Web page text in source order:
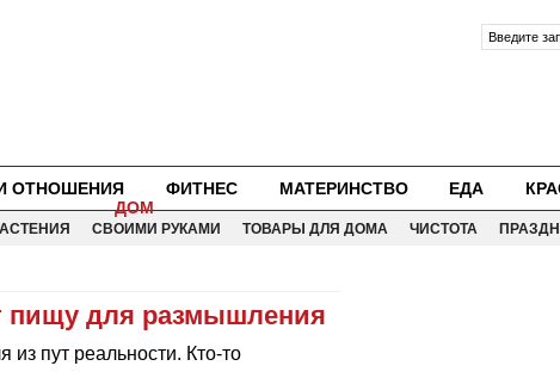
ОТНОШЕНИЯ ФИТНЕС МАТЕРИНСТВО ЕДА
ДОМ
СВОИМИ РУКАМИ ТОВАРЫ ДЛЯ ДОМА ЧИСТОТА
пищу для размышления
из пут реальности. Кто-то